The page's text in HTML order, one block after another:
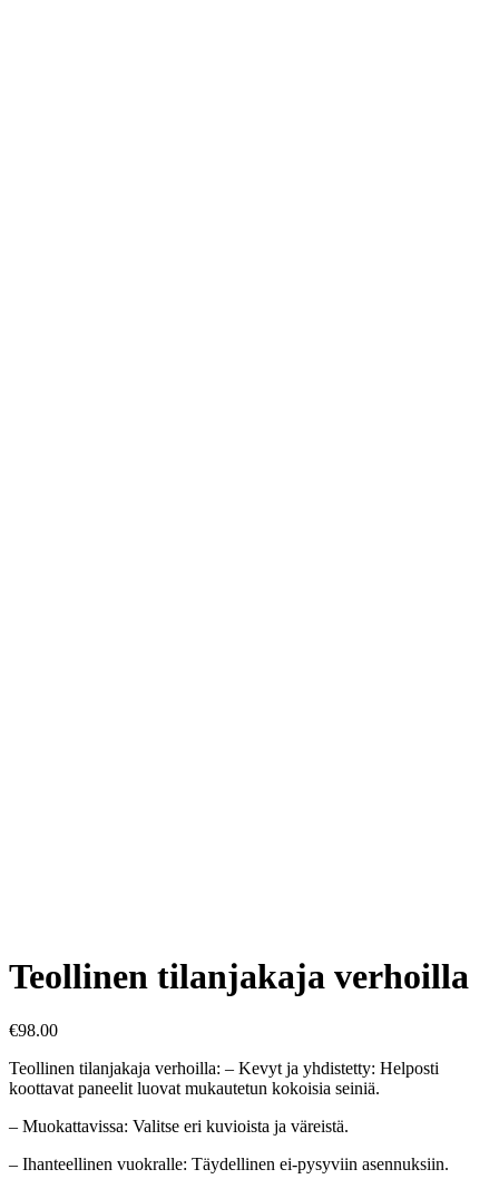
Teollinen tilanjakaja verhoilla
€98.00
Teollinen tilanjakaja verhoilla: – Kevyt ja yhdistetty: Helposti
koottavat paneelit luovat mukautetun kokoisia seiniä.
– Muokattavissa: Valitse eri kuvioista ja väreistä.
– Ihanteellinen vuokralle: Täydellinen ei-pysyviin asennuksiin.